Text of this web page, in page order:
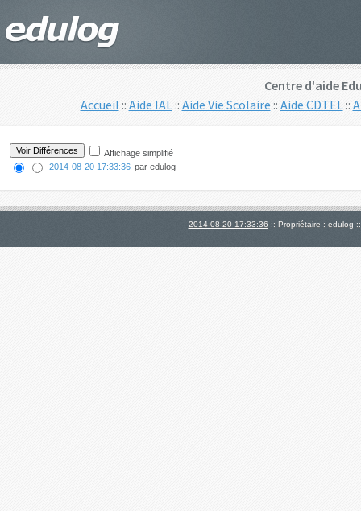
Centre d'aide
Accueil :: Aide IAL:: Aide Vie Scolaire :: Aide CDTEL::
Affichage simplifié
2014-08-20 17:33:36 par edulog
2014-08-20 17:33:36 :: Propriétaire : edulog